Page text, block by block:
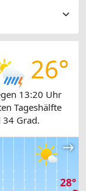
26°
13:20 Uhr
Tageshälfte
Grad.